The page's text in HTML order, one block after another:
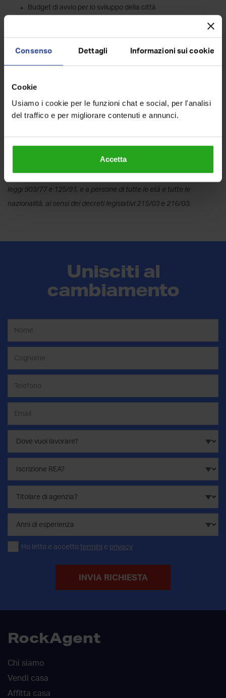
Consenso Dettagli Informazioni sui cookie
Cookie
Usiamo i cookie per le funzioni chat e social, per l'analisi
del traffico e per migliorare contenuti e annunci.
Accetta
Budget di avvio per lo sviluppo della città
Incentivi dedicati in caso di inserimento o trasferimento di
team già operativi
Possibilità di co-branding per agenzie locali interessate a
valorizzare la propria presenza sul territorio all’interno del
leggi 903/77 e 125/91, e a persone di tutte le età e tutte le
nazionalità, ai sensi dei decreti legislativi 215/03 e 216/03.
Unisciti al
cambiamento
Ho letto e accetto termini e privacy
INVIA RICHIESTA
RockAgent
Chi siamo
Vendi casa
Affitta casa